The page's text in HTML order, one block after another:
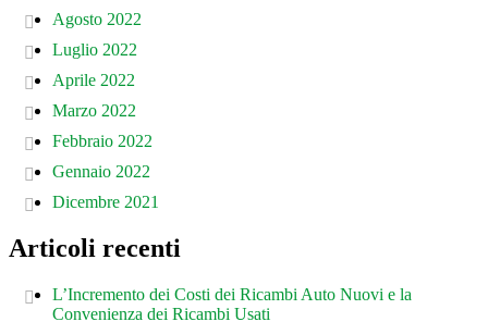
Agosto 2022
Luglio 2022
Aprile 2022
Marzo 2022
Febbraio 2022
Gennaio 2022
Dicembre 2021
Articoli recenti
L’Incremento dei Costi dei Ricambi Auto Nuovi e la
Convenienza dei Ricambi Usati